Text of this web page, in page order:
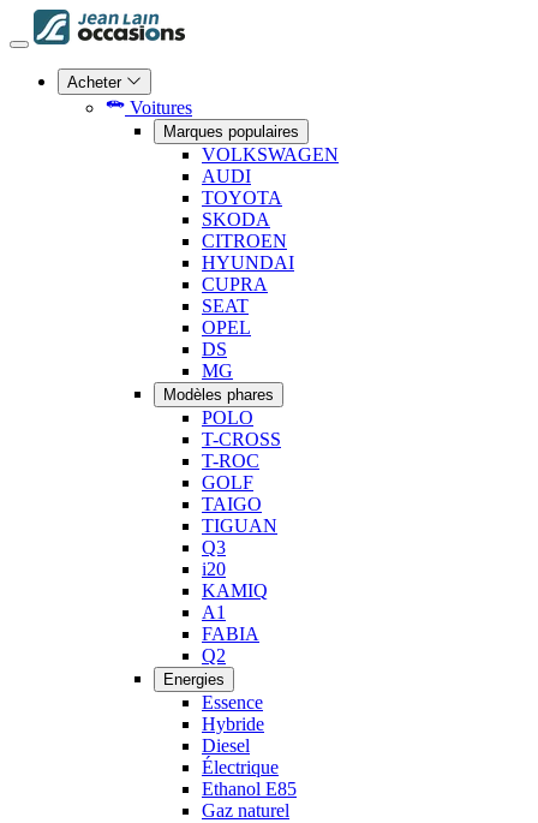
Acheter
Voitures
Marques populaires
VOLKSWAGEN
AUDI
TOYOTA
SKODA
CITROEN
HYUNDAI
CUPRA
SEAT
OPEL
DS
MG
Modèles phares
POLO
T-CROSS
T-ROC
GOLF
TAIGO
TIGUAN
Q3
i20
KAMIQ
A1
FABIA
Q2
Energies
Essence
Hybride
Diesel
Électrique
Ethanol E85
Gaz naturel